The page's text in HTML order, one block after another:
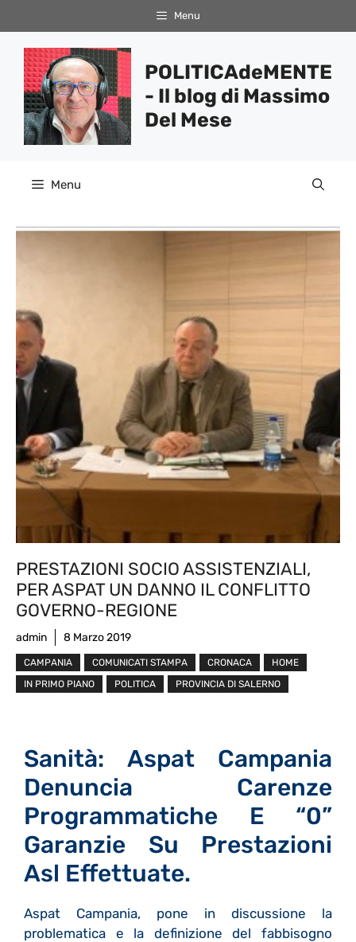
al
contenuto
Menu
POLITICAdeMENTE
- Il blog di Massimo
Del Mese
Menu
PRESTAZIONI SOCIO ASSISTENZIALI,
PER ASPAT UN DANNO IL CONFLITTO
GOVERNO-REGIONE
admin 8 Marzo 2019
CAMPANIA COMUNICATI STAMPA CRONACA
HOME
IN PRIMO PIANO
POLITICA PROVINCIA DI SALERNO
Sanità: Aspat Campania
Denuncia Carenze
Programmatiche E “0”
Garanzie Su Prestazioni
Asl Effettuate.
Aspat Campania, pone in discussione la
problematica e la definizione del fabbisogno